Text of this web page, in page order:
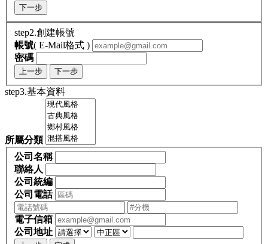
下一步
step2.創建帳號
帳號( E-Mail格式 )
密碼
上一步 下一步
step3.基本資料
所屬分類
公司名稱
聯絡人
公司統編
公司電話
電子信箱
公司地址